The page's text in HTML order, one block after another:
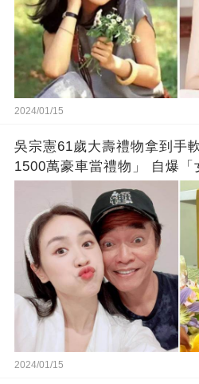
2024/01/15
吳宗憲61歲大壽禮物拿到手
1500萬豪車當禮物」 自爆「
徒弟也不甘示弱!
2024/01/15